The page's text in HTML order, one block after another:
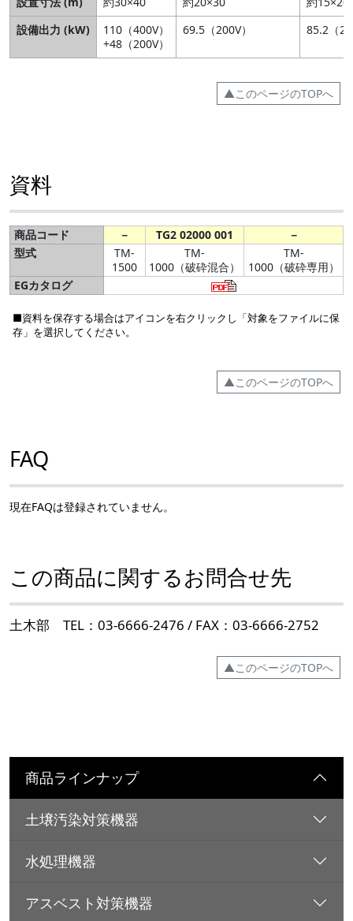
設備出力 (kW)
110（400V）
+48（200V）
69.5（200V） 85.2（
▲このページのTOPへ
資料
商品コード － TG2 02000 001
－
型式
TM-
1500
TM-
1000（破砕混合）
TM-
1000（破砕専用）
EGカタログ
■資料を保存する場合はアイコンを右クリックし「対象をファイルに保
存」を選択してください。
▲このページのTOPへ
FAQ
現在FAQは登録されていません。
この商品に関するお問合せ先
土木部 TEL：03-6666-2476 / FAX：03-6666-2752
▲このページのTOPへ
商品ラインナップ
土壌汚染対策機器
水処理機器
アスベスト対策機器